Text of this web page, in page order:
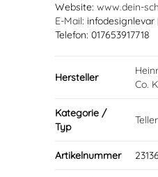
Website: www.dein-
E-Mail:
Telefon: 017653917718
Hersteller
Co.
Kategorie /
Typ
Artikelnummer